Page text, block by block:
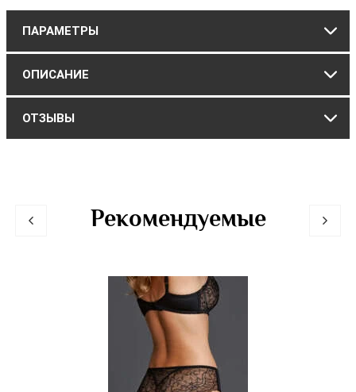
ПАРАМЕТРЫ
ОПИСАНИЕ
ОТЗЫВЫ
Рекомендуемые